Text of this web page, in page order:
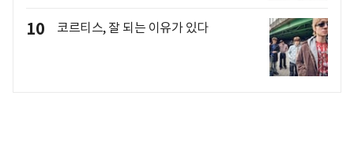
10 코르티스, 잘 되는 이유가 있다